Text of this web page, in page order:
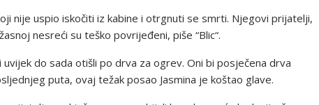
nije uspio iskočiti iz kabine i otrgnuti se smrti. Njegovi prijatelji,
nesreći su teško povrijeđeni, piše “Blic“.
do sada otišli po drva za ogrev. Oni bi posječena drva
puta, ovaj težak posao Jasmina je koštao glave.